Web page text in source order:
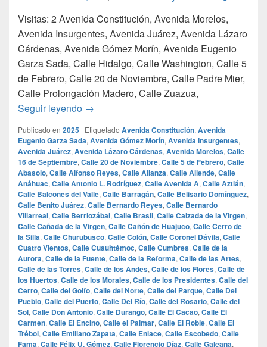
Visitas: 2 Avenida Constitución, Avenida Morelos,
Avenida Insurgentes, Avenida Juárez, Avenida Lázaro
Cárdenas, Avenida Gómez Morín, Avenida Eugenio
Garza Sada, Calle Hidalgo, Calle Washington, Calle 5
de Febrero, Calle 20 de Noviembre, Calle Padre Mier,
Calle Prolongación Madero, Calle Zuazua,
Seguir leyendo ¿Cuales son las calles mas famosas de
→
Publicado en 2025 | Etiquetado Avenida Constitución, Avenida
Eugenio Garza Sada, Avenida Gómez Morín, Avenida Insurgentes,
Avenida Juárez, Avenida Lázaro Cárdenas, Avenida Morelos, Calle
16 de Septiembre, Calle 20 de Noviembre, Calle 5 de Febrero, Calle
Abasolo, Calle Alfonso Reyes, Calle Alianza, Calle Allende, Calle
Anáhuac, Calle Antonio L. Rodríguez, Calle Avenida A, Calle Aztlán,
Calle Balcones del Valle, Calle Barragán, Calle Belisario Domínguez,
Calle Benito Juárez, Calle Bernardo Reyes, Calle Bernardo
Villarreal, Calle Berriozábal, Calle Brasil, Calle Calzada de la Virgen,
Calle Cañada de la Virgen, Calle Cañón de Huajuco, Calle Cerro de
la Silla, Calle Churubusco, Calle Colón, Calle Coronel Dávila, Calle
Cuatro Vientos, Calle Cuauhtémoc, Calle Cumbres, Calle de la
Aurora, Calle de la Fuente, Calle de la Reforma, Calle de las Artes,
Calle de las Torres, Calle de los Andes, Calle de los Flores, Calle de
los Huertos, Calle de los Morales, Calle de los Presidentes, Calle del
Cerro, Calle del Golfo, Calle del Norte, Calle del Parque, Calle Del
Pueblo, Calle del Puerto, Calle Del Río, Calle del Rosario, Calle del
Sol, Calle Don Antonio, Calle Durango, Calle El Cacao, Calle El
Carmen, Calle El Encino, Calle el Palmar, Calle El Roble, Calle El
Trébol, Calle Emiliano Zapata, Calle Enlace, Calle Escobedo, Calle
Fama, Calle Félix U. Gómez, Calle Florencio Díaz, Calle Galeana,